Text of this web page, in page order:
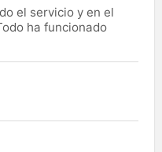
el servicio y en el
ha funcionado